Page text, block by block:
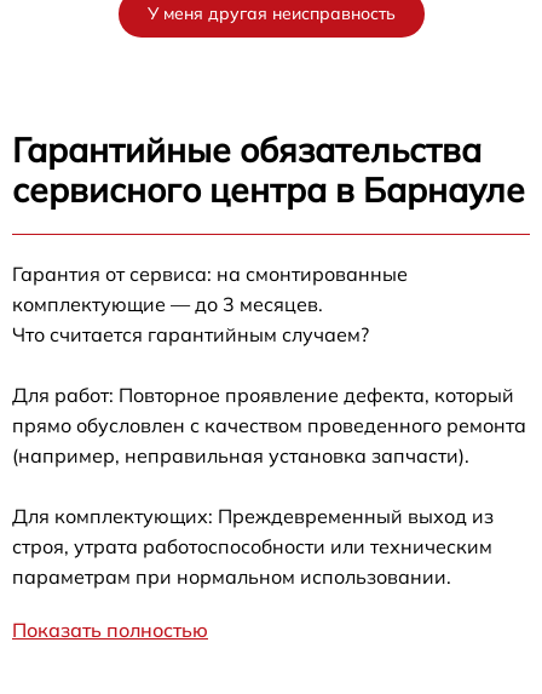
У меня другая неисправность
Гарантийные обязательства
сервисного центра в Барнауле
Гарантия от сервиса: на смонтированные
комплектующие — до 3 месяцев.
Что считается гарантийным случаем?
Для работ: Повторное проявление дефекта, который
прямо обусловлен с качеством проведенного ремонта
(например, неправильная установка запчасти).
Для комплектующих: Преждевременный выход из
строя, утрата работоспособности или техническим
параметрам при нормальном использовании.
Показать полностью